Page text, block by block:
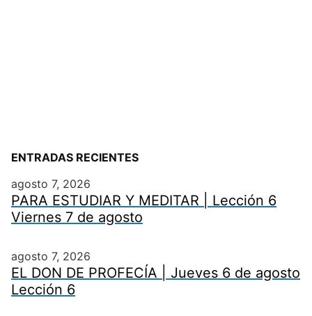
ENTRADAS RECIENTES
agosto 7, 2026
PARA ESTUDIAR Y MEDITAR | Lección 6
Viernes 7 de agosto
agosto 7, 2026
EL DON DE PROFECÍA | Jueves 6 de agosto
Lección 6